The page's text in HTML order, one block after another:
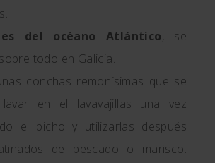
del océano Atlántico, se
todo en Galicia.
conchas remonísimas que se
lavar en el lavavajillas una vez
el bicho y utilizarlas después
de pescado o marisco.